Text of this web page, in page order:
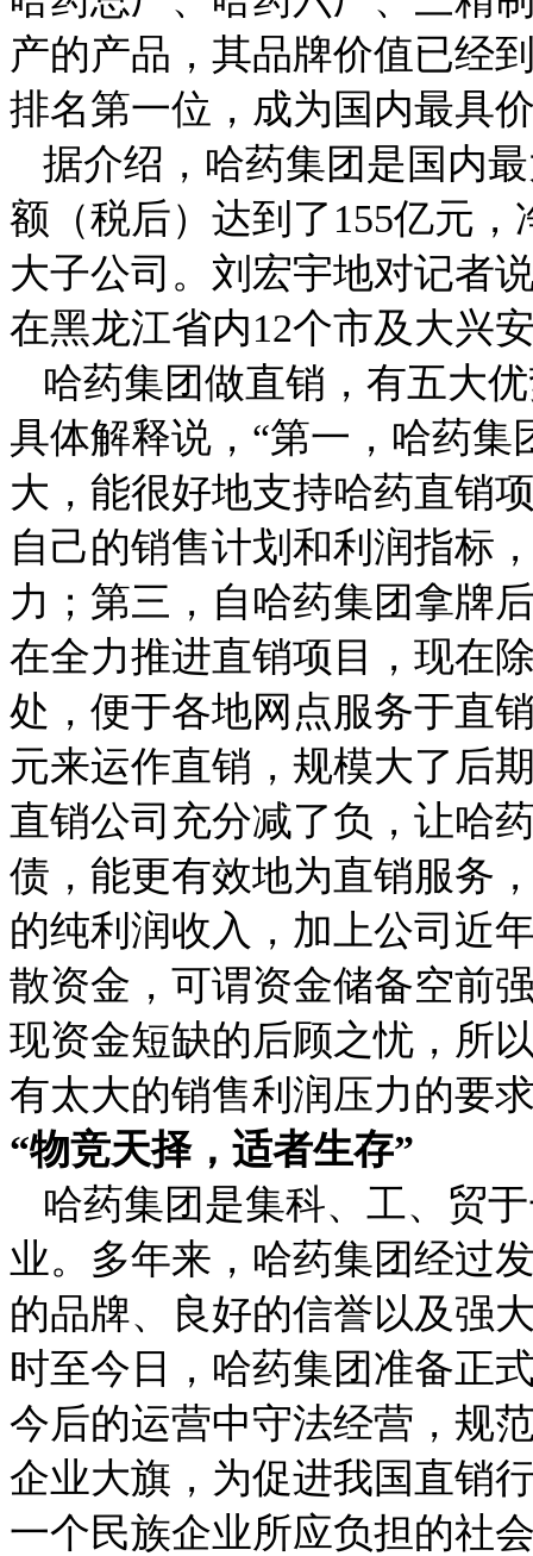
产的产品，其品牌价值已经
排名第一位，成为国内最具
据介绍，哈药集团是国内
额（税后）达到了 155亿元，
大子公司。刘宏宇地对记者
在黑龙江省内12个市及大兴
哈药集团做直销，有五大
具体解释说，“第一，哈药
大，能很好地支持哈药直销
自己的销售计划和利润指标
力；第三，自哈药集团拿牌
在全力推进直销项目，现在
处，便于各地网点服务于直
元来运作直销，规模大了后
直销公司充分减了负，让哈
债，能更有效地为直销服务
的纯利润收入，加上公司近
散资金，可谓资金储备空前
现资金短缺的后顾之忧，所
有太大的销售利润压力的要
“物竞天择，适者生存”
哈药集团是集科、工、贸
业。多年来，哈药集团经过
的品牌、良好的信誉以及强
时至今日，哈药集团准备正
今后的运营中守法经营，规
企业大旗，为促进我国直销
一个民族企业所应负担的社